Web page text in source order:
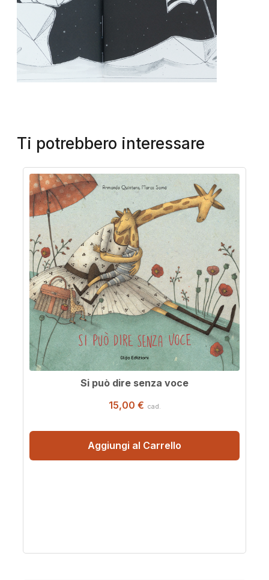
Ti potrebbero interessare
15,00 € cad.
Si può dire senza voce
Aggiungi al Carrello